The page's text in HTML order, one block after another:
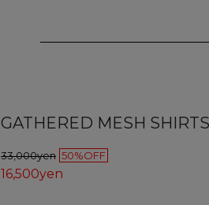
GATHERED MESH
33,000yen 50%OFF
16,500yen